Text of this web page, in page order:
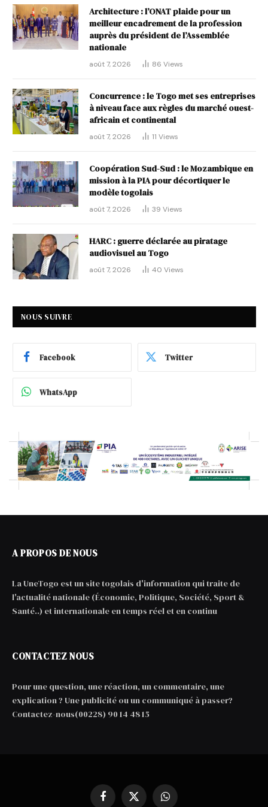
Architecture : l’ONAT plaide pour un
meilleur encadrement de la profession
auprès du président de l’Assemblée
nationale
août 7, 2026 86 Views
Concurrence : le Togo met ses entreprises
à niveau face aux règles du marché ouest-
africain et continental
août 7, 2026 11 Views
Coopération Sud-Sud : le Mozambique en
mission à la PIA pour décortiquer le
modèle togolais
août 7, 2026 39 Views
HARC : guerre déclarée au piratage
audiovisuel au Togo
août 7, 2026 40 Views
NOUS SUIVRE
Facebook Twitter
WhatsApp
A PROPOS DE NOUS
La UneTogo est un site togolais d'information qui traite de
l'actualité nationale (Économie, Politique, Société, Sport &
Santé..) et internationale en temps réel et en continu
CONTACTEZ NOUS
Pour une question, une réaction, un commentaire, une
explication ? Une publicité ou un communiqué à passer?
Contactez-nous(00228) 90 14 48 15
Facebook
X WhatsApp